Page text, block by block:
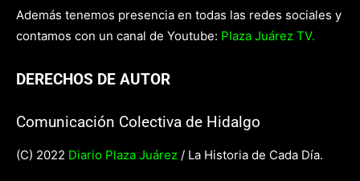
Además tenemos presencia en todas las redes sociales y
contamos con un canal de Youtube: Plaza Juárez TV.
DERECHOS DE AUTOR
Comunicación Colectiva de Hidalgo
(C) 2022 Diario Plaza Juárez / La Historia de Cada Día.